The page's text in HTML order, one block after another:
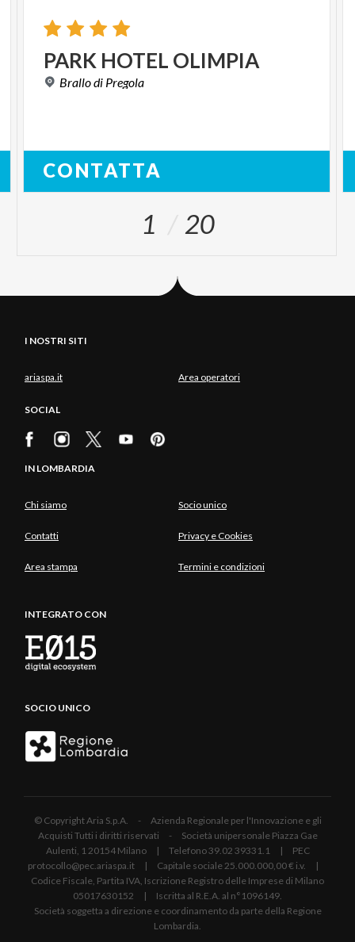
PARK HOTEL OLIMPIA
Brallodi Pregola
CONTATTA
1 20
I NOSTRI SITI
ariaspa.it Area operatori
SOCIAL
IN LOMBARDIA
Chi siamo Socio unico
Contatti Privacy e Cookies
Area stampa Termini e condizioni
INTEGRATO CON
SOCIO UNICO
© Copyright Aria S.p.A. - Azienda Regionale per l'Innovazione e gli
Acquisti Tutti i diritti riservati - Società unipersonale Piazza Gae
Aulenti, 1 20154 Milano | Telefono 39.02 39331.1 | PEC
protocollo@pec.ariaspa.it | Capitale sociale 25.000.000,00 € i.v. |
Codice Fiscale, Partita IVA, Iscrizione Registro delle Imprese di Milano
05017630152 | Iscritta al R.E.A. al n°1096149.
Società soggetta a direzione e coordinamento da parte della Regione
Lombardia.